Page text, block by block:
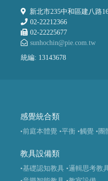
新北市235中和區建八路
02-22212366
02-22225677
sunhochin@pie.com.tw
統編: 13143678
感覺統合類
•前庭本體覺 •平衡 •觸覺 •團
教具設備類
•基礎認知教具 •邏輯思考教